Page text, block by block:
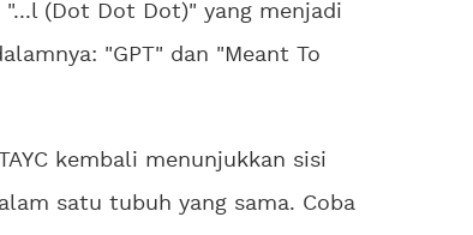
(Dot Dot Dot)" yang menjadi
"GPT" dan "Meant To
kembali menunjukkan sisi
satu tubuh yang sama. Coba